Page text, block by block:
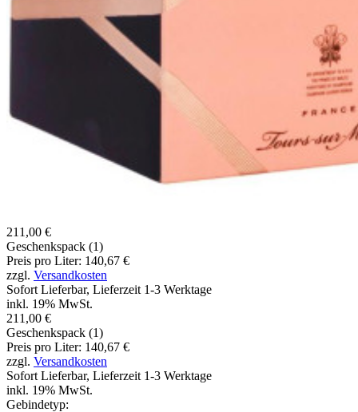
211,00 €
Geschenkspack (1)
Preis pro Liter: 140,67 €
zzgl. Versandkosten
Sofort Lieferbar, Lieferzeit 1-3 Werktage
inkl. 19% MwSt.
211,00 €
Geschenkspack (1)
Preis pro Liter: 140,67 €
zzgl. Versandkosten
Sofort Lieferbar, Lieferzeit 1-3 Werktage
inkl. 19% MwSt.
Gebindetyp: